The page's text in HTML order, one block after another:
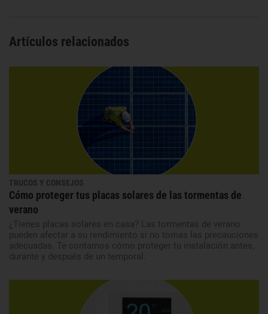
Artículos relacionados
TRUCOS Y CONSEJOS
Cómo proteger tus placas solares de las tormentas de
verano
¿Tienes placas solares en casa? Las tormentas de verano
pueden afectar a su rendimiento si no tomas las precauciones
adecuadas. Te contamos cómo proteger tu instalación antes,
durante y después de un temporal.